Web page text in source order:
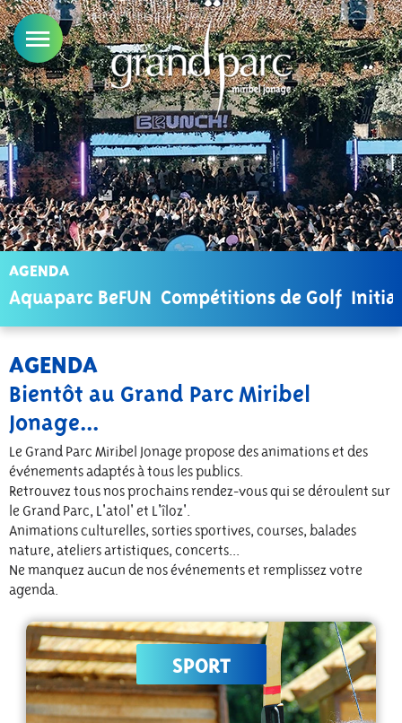
AGENDA
Aquaparc BeFUN Compétitions de Golf
AGENDA
Bientôt au Grand Parc Miribel
Jonage...
Le Grand Parc Miribel Jonage propose des animations et des
événements adaptés à tous les publics.
Retrouvez tous nos prochains rendez-vous qui se déroulent sur
le Grand Parc, L'atol' et L'îloz'.
Animations culturelles, sorties sportives, courses, balades
nature, ateliers artistiques, concerts...
Ne manquez aucun de nos événements et remplissez votre
agenda.
SPORT